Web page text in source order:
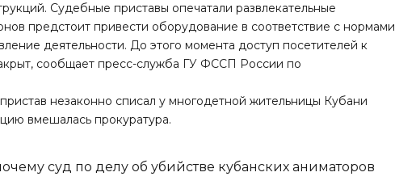
Судебные приставы опечатали развлекательные
предстоит привести оборудование в соответствие с нормами
деятельности. До этого момента доступ посетителей к
сообщает пресс-служба ГУ ФССП России по
пристав незаконно списал у многодетной жительницы Кубани
вмешалась прокуратура.
суд по делу об убийстве кубанских аниматоров